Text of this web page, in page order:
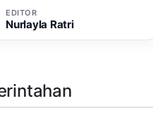
EDITOR
Nurlayla Ratri